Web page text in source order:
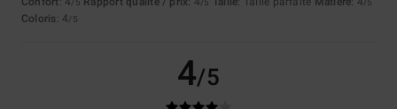
/5 /5 /5
Coloris: 4/5
4/5